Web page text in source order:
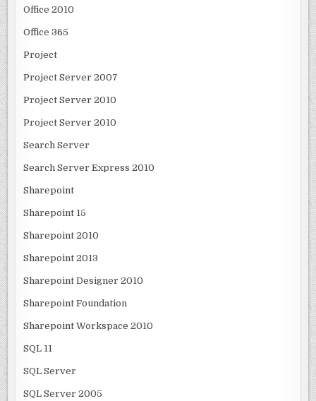
Office 2010
Office 365
Project
Project Server 2007
Project Server 2010
Project Server 2010
Search Server
Search Server Express 2010
Sharepoint
Sharepoint 15
Sharepoint 2010
Sharepoint 2013
Sharepoint Designer 2010
Sharepoint Foundation
Sharepoint Workspace 2010
SQL 11
SQL Server
SQL Server 2005